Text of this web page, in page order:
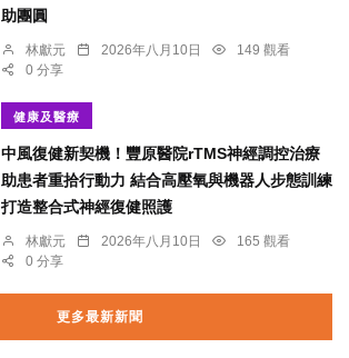
助團圓
林獻元 2026年八月10日
149 觀看
0 分享
健康及醫療
中風復健新契機！豐原醫院rTMS神經調控治療
助患者重拾行動力 結合高壓氧與機器人步態訓練
打造整合式神經復健照護
林獻元 2026年八月10日
165 觀看
0 分享
更多最新新聞